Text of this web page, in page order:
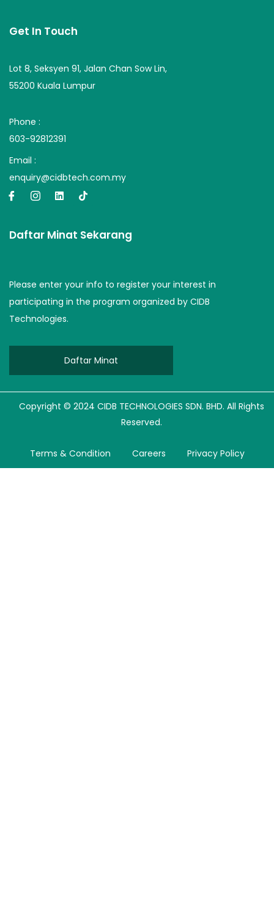
Get In Touch
Lot 8, Seksyen 91, Jalan Chan Sow Lin,
55200 Kuala Lumpur
Phone :
603-92812391
Email :
enquiry@cidbtech.com.my
Daftar Minat Sekarang
Please enter your info to register your interest in
participating in the program organized by CIDB
Technologies.
Daftar Minat
Copyright © 2024 CIDB TECHNOLOGIES SDN. BHD. All Rights
Reserved.
Terms & Condition Careers Privacy Policy